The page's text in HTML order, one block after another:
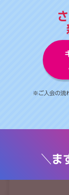
※ご入会の流
＼ま